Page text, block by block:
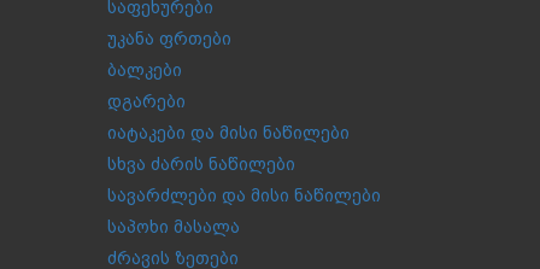
საფეხურები
უკანა ფრთები
ბალკები
დგარები
იატაკები და მისი ნაწილები
სხვა ძარის ნაწილები
სავარძლები და მისი ნაწილები
საპოხი მასალა
ძრავის ზეთები